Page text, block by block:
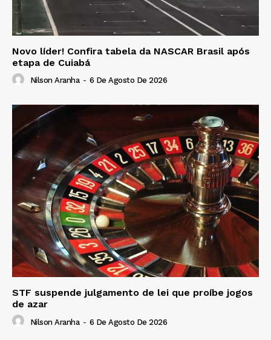
Novo líder! Confira tabela da NASCAR Brasil após
etapa de Cuiabá
Nilson Aranha - 6 De Agosto De 2026
STF suspende julgamento de lei que proíbe jogos
de azar
Nilson Aranha - 6 De Agosto De 2026